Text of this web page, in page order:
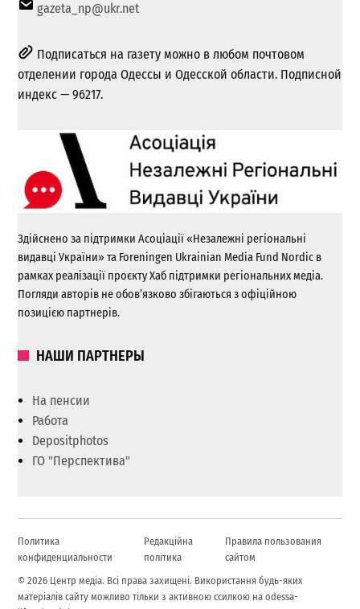
gazeta_np@ukr.net
Подписаться на газету можно в любом почтовом
отделении города Одессы и Одесской области. Подписной
индекс — 96217.
Здійснено за підтримки Асоціації «Незалежні регіональні
видавці України» та Foreningen Ukrainian Media Fund Nordic в
рамках реалізації проєкту Хаб підтримки регіональних медіа.
Погляди авторів не обов’язково збігаються з офіційною
позицією партнерів.
НАШИ ПАРТНЕРЫ
На пенсии
Работа
Depositphotos
ГО "Перспектива"
Политика
конфиденциальности
Редакційна
політика
Правила пользования
сайтом
© 2026 Центр медіа. Всі права захищені. Використання будь-яких
матеріалів сайту можливо тільки з активною ссилкою на odessa-